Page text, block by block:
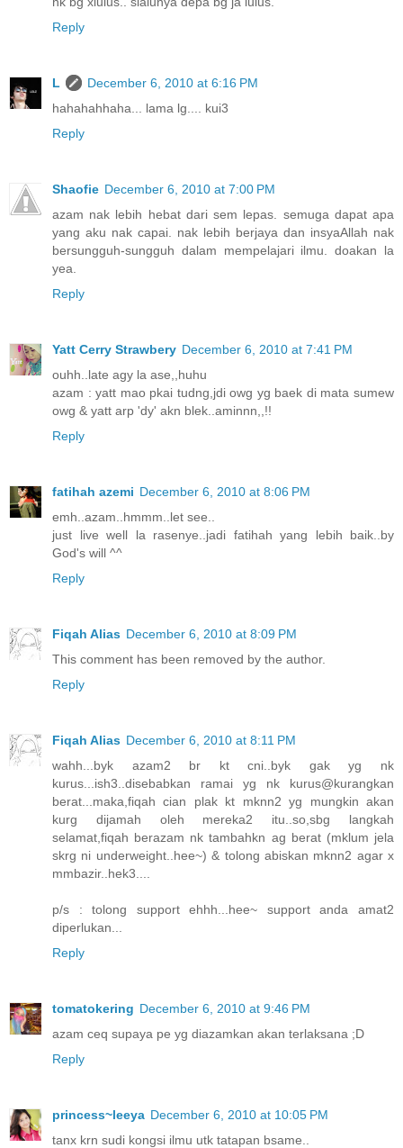
Reply
L
December 6, 2010 at 6:16 PM
hahahahhaha... lama lg.... kui3
Reply
Shaofie December 6, 2010 at 7:00 PM
azam nak lebih hebat dari sem lepas. semuga dapat apa
yang aku nak capai. nak lebih berjaya dan insyaAllah nak
bersungguh-sungguh dalam mempelajari ilmu. doakan la
yea.
Reply
Yatt Cerry Strawbery December 6, 2010 at 7:41 PM
ouhh..late agy la ase,,huhu
azam : yatt mao pkai tudng,jdi owg yg baek di mata sumew
owg & yatt arp 'dy' akn blek..aminnn,,!!
Reply
fatihah azemi December 6, 2010 at 8:06 PM
emh..azam..hmmm..let see..
just live well la rasenye..jadi fatihah yang lebih baik..by
God's will ^^
Reply
Fiqah Alias December 6, 2010 at 8:09 PM
This comment has been removed by the author.
Reply
Fiqah Alias December 6, 2010 at 8:11 PM
wahh...byk azam2 br kt cni..byk gak yg nk
kurus...ish3..disebabkan ramai yg nk kurus@kurangkan
berat...maka,fiqah cian plak kt mknn2 yg mungkin akan
kurg dijamah oleh mereka2 itu..so,sbg langkah
selamat,fiqah berazam nk tambahkn ag berat (mklum jela
skrg ni underweight..hee~) & tolong abiskan mknn2 agar x
mmbazir..hek3....
p/s : tolong support ehhh...hee~ support anda amat2
diperlukan...
Reply
tomatokering December 6, 2010 at 9:46 PM
azam ceq supaya pe yg diazamkan akan terlaksana ;D
Reply
princess~leeya December 6, 2010 at 10:05 PM
tanx krn sudi kongsi ilmu utk tatapan bsame..